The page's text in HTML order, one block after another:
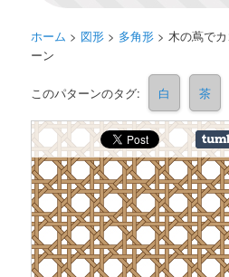
ホーム > 図形 > 多角形 >木の蔦で
ーン
このパターンのタグ: 白 茶